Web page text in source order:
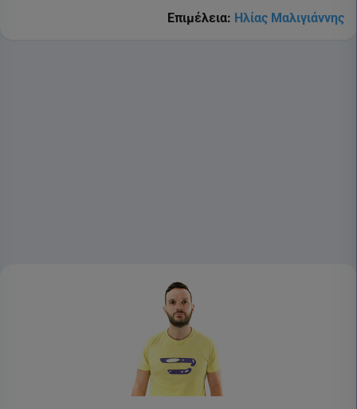
Επιμέλεια: Ηλίας Μαλιγιάννης